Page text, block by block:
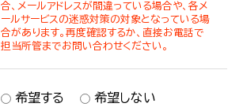
合、メールアドレスが間違っている場合や、各メ
ールサービスの迷惑対策の対象となっている場
合があります。再度確認するか、直接お電話で
担当所管までお問い合わせください。
希望する 希望しない